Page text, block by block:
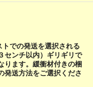
での発送を選択される
センチ以内）ギリギリで
ります。緩衝材付きの梱
発送方法をご選択くださ